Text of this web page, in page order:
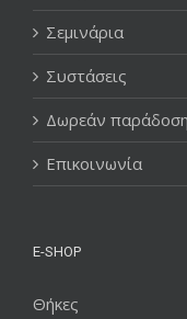
Σεμινάρια
Συστάσεις
Δωρεάν
Επικοινωνία
E-SHOP
Θήκες